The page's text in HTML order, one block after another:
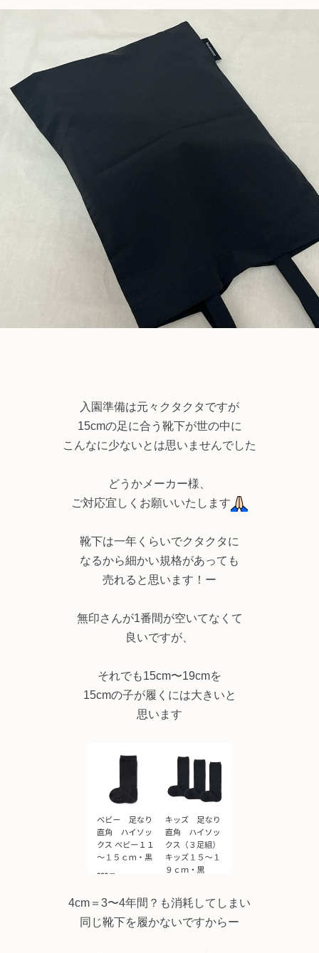
入園準備は元々クタクタですが
15cmの足に合う靴下が世の中に
こんなに少ないとは思いませんでした
どうかメーカー様、
ご対応宜しくお願いいたします
靴下は一年くらいでクタクタに
なるから細かい規格があっても
売れると思います！ー
無印さんが1番間が空いてなくて
良いですが、
それでも15cm〜19cmを
15cmの子が履くには大きいと
思います
4cm＝3〜4年間？も消耗してしまい
同じ靴下を履かないですからー